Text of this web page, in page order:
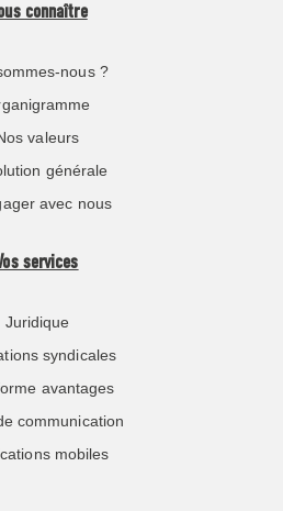
connaître
nous ?
valeurs
générale
avec nous
services
Juridique
syndicales
avantages
communication
mobiles